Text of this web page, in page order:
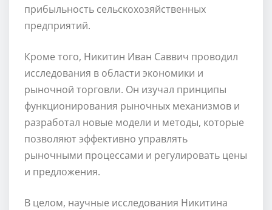
прибыльность сельскохозяйственных
предприятий.
Кроме того, Никитин Иван Саввич проводил
исследования в области экономики и
рыночной торговли. Он изучал принципы
функционирования рыночных механизмов и
разработал новые модели и методы, которые
позволяют эффективно управлять
рыночными процессами и регулировать цены
и предложения.
В целом, научные исследования Никитина